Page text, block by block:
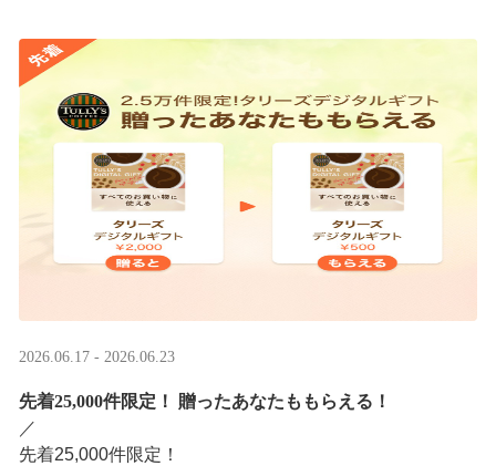
2026.06.17 - 2026.06.23
先着25,000件限定！​ 贈ったあなたももらえる！
／ ​
先着25,000件限定！​